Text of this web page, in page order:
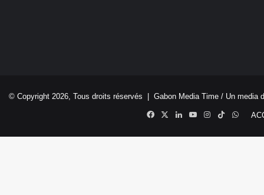
© Copyright 2026, Tous droits réservés | Gabon Media Time / Un media
Facebook
X LinkedinYouTubeInstagram
TikTok